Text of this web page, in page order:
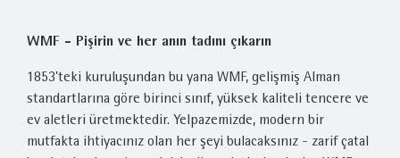
WMF - Pişirin ve her anın tadını çıkarın
1853'teki kuruluşundan bu yana WMF, gelişmiş Alman
standartlarına göre birinci sınıf, yüksek kaliteli tencere ve
ev aletleri üretmektedir. Yelpazemizde, modern bir
mutfakta ihtiyacınız olan her şeyi bulacaksınız - zarif çatal